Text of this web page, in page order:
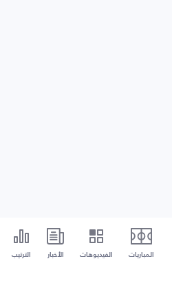
المباريات الفيديوهات الأخبار الترتيب